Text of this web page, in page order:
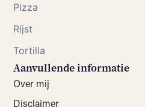
Pizza
Rijst
Tortilla
Aanvullende informatie
Over mij
Disclaimer